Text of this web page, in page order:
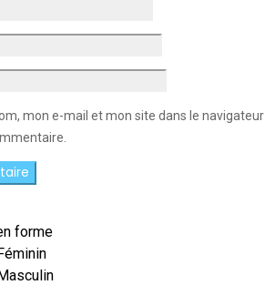
mon e-mail et mon site dans le navigateur
forme